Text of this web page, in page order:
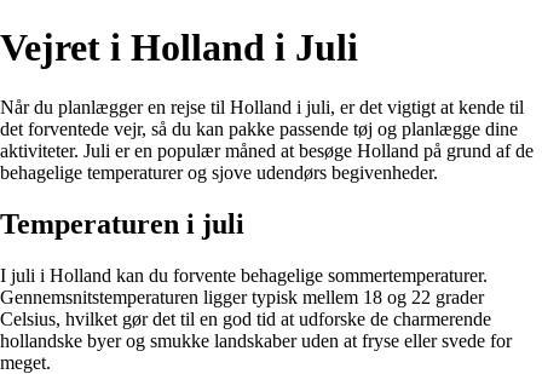
Vejret i Holland i Juli
Når du planlægger en rejse til Holland i juli, er det vigtigt at kende til
det forventede vejr, så du kan pakke passende tøj og planlægge dine
aktiviteter. Juli er en populær måned at besøge Holland på grund af de
behagelige temperaturer og sjove udendørs begivenheder.
Temperaturen i juli
I juli i Holland kan du forvente behagelige sommertemperaturer.
Gennemsnitstemperaturen ligger typisk mellem 18 og 22 grader
Celsius, hvilket gør det til en god tid at udforske de charmerende
hollandske byer og smukke landskaber uden at fryse eller svede for
meget.